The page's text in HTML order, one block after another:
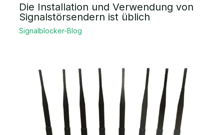
Die Installation und Verwendung von
Signalstörsendern ist üblich
Signalblocker-Blog